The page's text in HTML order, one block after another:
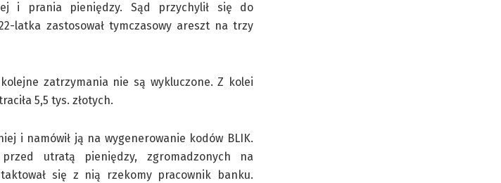
i prania pieniędzy. Sąd przychylił się do
latka zastosował tymczasowy areszt na trzy
zatrzymania nie są wykluczone. Z kolei
5,5 tys. złotych.
i namówił ją na wygenerowanie kodów BLIK.
przed utratą pieniędzy, zgromadzonych na
się z nią rzekomy pracownik banku.